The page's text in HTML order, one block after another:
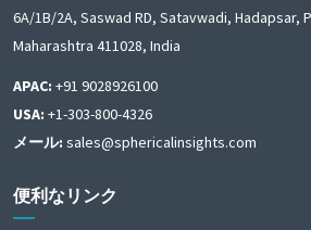
6A/1B/2A, Saswad RD, Satavwadi, Hadapsar,
Maharashtra 411028, India
APAC: +91 9028926100
USA: +1-303-800-4326
メール: sales@sphericalinsights.com
便利なリンク